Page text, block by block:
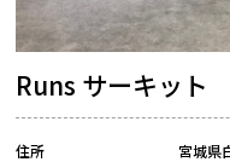
Runs サーキット
住所 宮城県